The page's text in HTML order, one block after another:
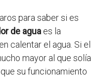
para saber si es
de agua es la
calentar el agua. Si el
mayor al que solía
su funcionamiento